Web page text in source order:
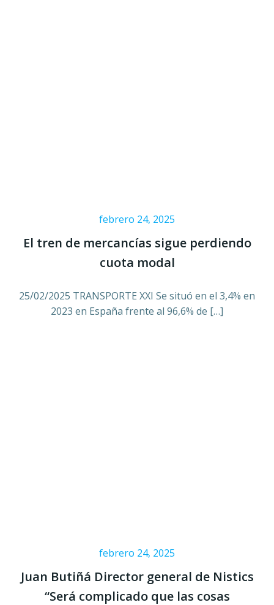
febrero 24, 2025
El tren de mercancías sigue perdiendo
cuota modal
25/02/2025 TRANSPORTE XXI Se situó en el 3,4% en
2023 en España frente al 96,6% de […]
febrero 24, 2025
Juan Butiñá Director general de Nistics
“Será complicado que las cosas